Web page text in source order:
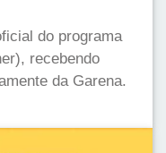
do programa
recebendo
da Garena.